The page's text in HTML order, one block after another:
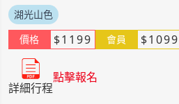
湖光山色
價格
$1199 會員 $1099
詳細行程
點擊報名